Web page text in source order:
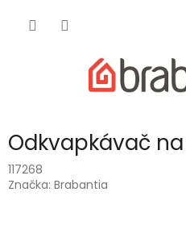
Odkvapkávač
117268
Značka: Brabantia